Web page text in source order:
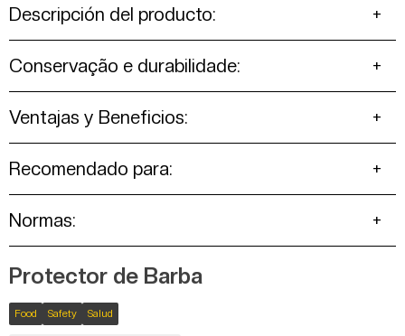
Descripción del producto:
Conservação e durabilidade:
Ventajas y Beneficios:
Recomendado para:
Normas:
Protector de Barba
Food Safety Salud